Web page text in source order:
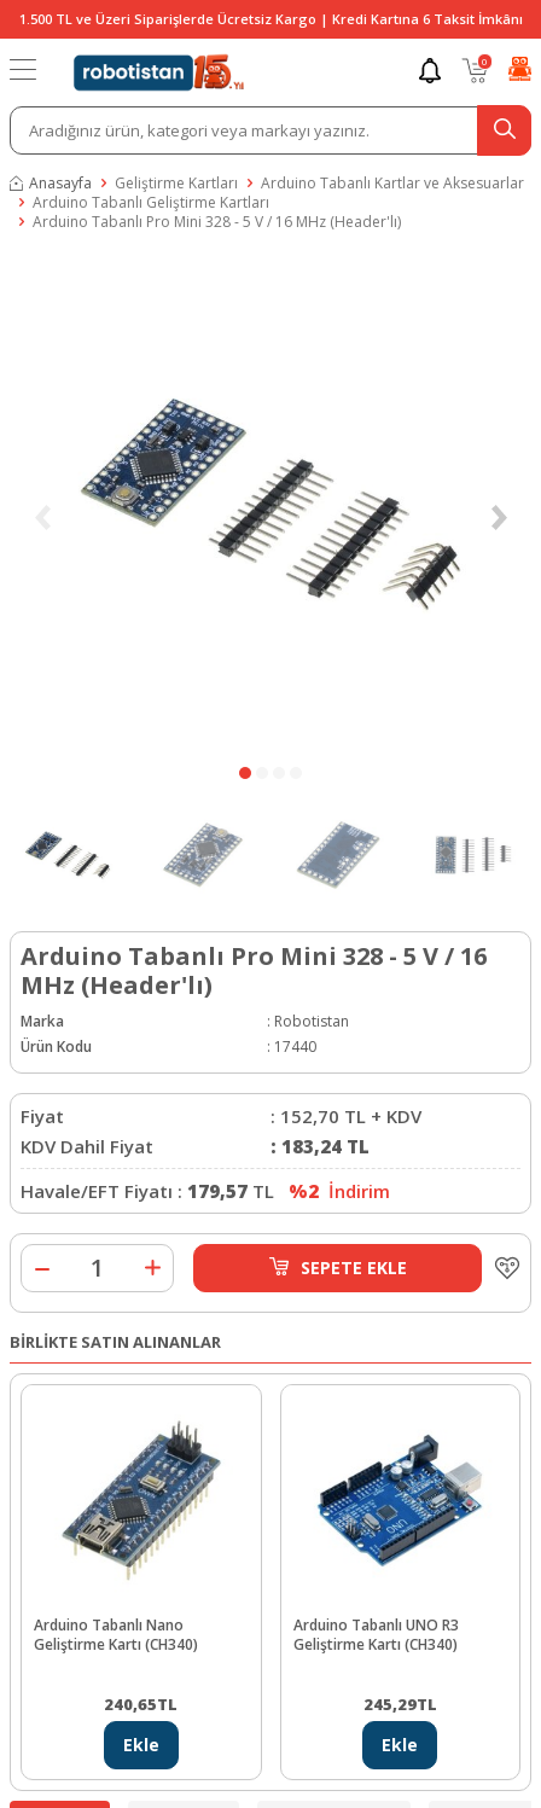
1.500 TL ve Üzeri Siparişlerde Ücretsiz Kargo | Kredi Kartına 6 Taksit İmkânı
0
Anasayfa Geliştirme Kartları
Arduino Tabanlı Kartlar ve Aksesuarlar
Arduino Tabanlı Geliştirme Kartları
Arduino Tabanlı Pro Mini 328 - 5 V / 16 MHz (Header'lı)
Arduino Tabanlı Pro Mini 328 - 5 V / 16
MHz (Header'lı)
Marka : Robotistan
Ürün Kodu
: 17440
Fiyat : 152,70 TL + KDV
KDV Dahil Fiyat
: 183,24 TL
Havale/EFT Fiyatı : 179,57 TL %2 İndirim
SEPETE EKLE
BİRLİKTE SATIN ALINANLAR
Arduino Tabanlı Nano
Geliştirme Kartı (CH340)
240,65TL
Ekle
Arduino Tabanlı UNO R3
Geliştirme Kartı (CH340)
245,29TL
Ekle